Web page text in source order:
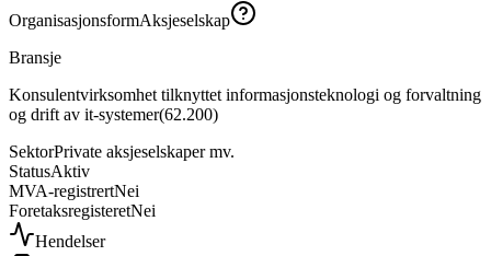
OrganisasjonsformAksjeselskap
Bransje
Konsulentvirksomhet tilknyttet informasjonsteknologi og forvaltning
og drift av it-systemer(62.200)
SektorPrivate aksjeselskaper mv.
StatusAktiv
MVA-registrertNei
ForetaksregisteretNei
Hendelser